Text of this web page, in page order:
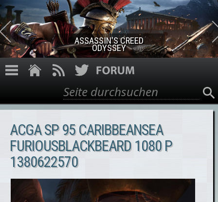
Direkt zum Inhalt
ASSASSIN'S CREED ROGUE
REMASTERED
Suchformular
Suche
ACGA SP 95 CARIBBEANSEA
FURIOUSBLACKBEARD 1080 P
1380622570